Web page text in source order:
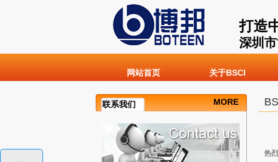
打造
深圳
网站首页 关于BSCI
联系我们 MORE
热